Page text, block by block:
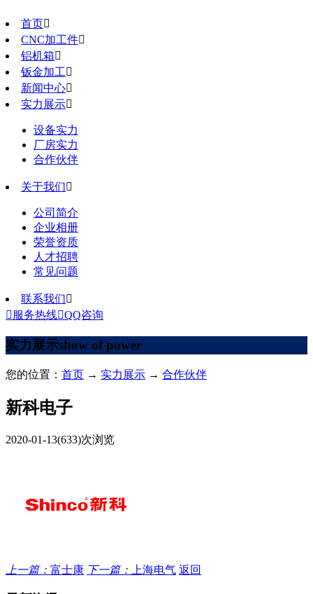
首页
CNC加工件
铝机箱
钣金加工
新闻中心
实力展示
设备实力
厂房实力
合作伙伴
关于我们
公司简介
企业相册
荣誉资质
人才招聘
常见问题
联系我们
服务热线QQ咨询
实力展示show of power
您的位置： 首页 → 实力展示 → 合作伙伴
新科电子
2020-01-13(633)次浏览
上一篇： 富士康 下一篇： 上海电气 返回